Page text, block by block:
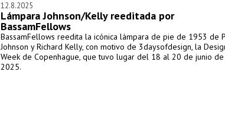
12.8.2025
Lámpara Johnson/Kelly reeditada por
BassamFellows
BassamFellows reedita la icónica lámpara de pie de 1953 de
Johnson y Richard Kelly, con motivo de 3daysofdesign, la
Week de Copenhague, que tuvo lugar del 18 al 20 de junio de
2025.